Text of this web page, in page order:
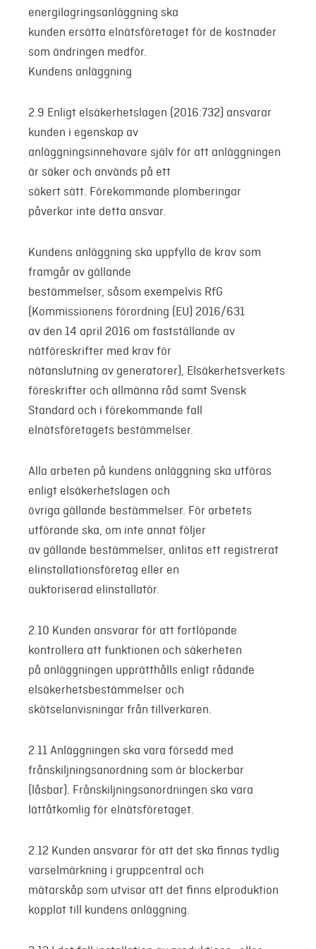
energilagringsanläggning ska
kunden ersätta elnätsföretaget för de kostnader
som ändringen medför.
Kundens anläggning
2.9 Enligt elsäkerhetslagen (2016:732) ansvarar
kunden i egenskap av
anläggningsinnehavare själv för att anläggningen
är säker och används på ett
säkert sätt. Förekommande plomberingar
påverkar inte detta ansvar.
Kundens anläggning ska uppfylla de krav som
framgår av gällande
bestämmelser, såsom exempelvis RfG
(Kommissionens förordning (EU) 2016/631
av den 14 april 2016 om fastställande av
nätföreskrifter med krav för
nätanslutning av generatorer), Elsäkerhetsverkets
föreskrifter och allmänna råd samt Svensk
Standard och i förekommande fall
elnätsföretagets bestämmelser.
Alla arbeten på kundens anläggning ska utföras
enligt elsäkerhetslagen och
övriga gällande bestämmelser. För arbetets
utförande ska, om inte annat följer
av gällande bestämmelser, anlitas ett registrerat
elinstallationsföretag eller en
auktoriserad elinstallatör.
2.10 Kunden ansvarar för att fortlöpande
kontrollera att funktionen och säkerheten
på anläggningen upprätthålls enligt rådande
elsäkerhetsbestämmelser och
skötselanvisningar från tillverkaren.
2.11 Anläggningen ska vara försedd med
frånskiljningsanordning som är blockerbar
(låsbar). Frånskiljningsanordningen ska vara
lättåtkomlig för elnätsföretaget.
2.12 Kunden ansvarar för att det ska finnas tydlig
varselmärkning i gruppcentral och
mätarskåp som utvisar att det finns elproduktion
kopplat till kundens anläggning.